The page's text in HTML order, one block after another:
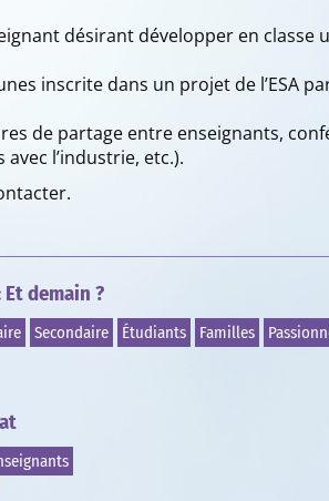
désirant développer en classe
inscrite dans un projet de l’ESA
de partage entre enseignants,
l’industrie, etc.).
demain ?
Secondaire Étudiants Familles